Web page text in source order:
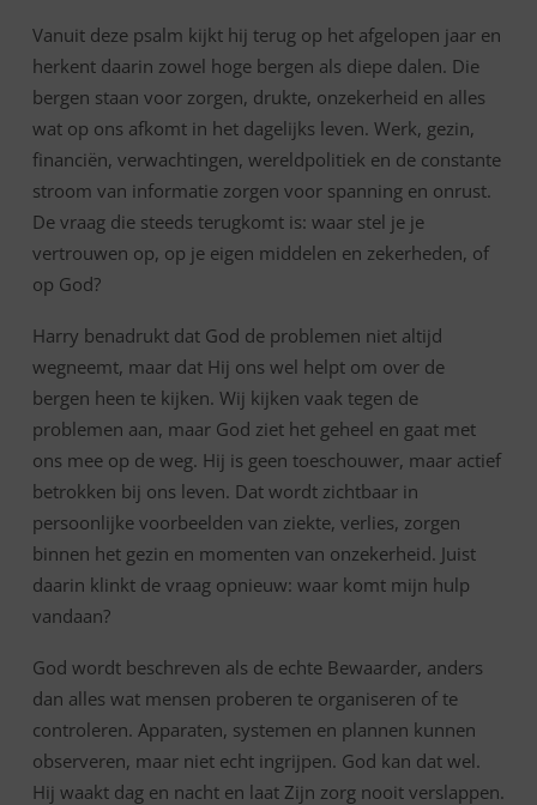
Vanuit deze psalm kijkt hij terug op het afgelopen jaar en
herkent daarin zowel hoge bergen als diepe dalen. Die
bergen staan voor zorgen, drukte, onzekerheid en alles
wat op ons afkomt in het dagelijks leven. Werk, gezin,
financiën, verwachtingen, wereldpolitiek en de constante
stroom van informatie zorgen voor spanning en onrust.
De vraag die steeds terugkomt is: waar stel je je
vertrouwen op, op je eigen middelen en zekerheden, of
op God?
Harry benadrukt dat God de problemen niet altijd
wegneemt, maar dat Hij ons wel helpt om over de
bergen heen te kijken. Wij kijken vaak tegen de
problemen aan, maar God ziet het geheel en gaat met
ons mee op de weg. Hij is geen toeschouwer, maar actief
betrokken bij ons leven. Dat wordt zichtbaar in
persoonlijke voorbeelden van ziekte, verlies, zorgen
binnen het gezin en momenten van onzekerheid. Juist
daarin klinkt de vraag opnieuw: waar komt mijn hulp
vandaan?
God wordt beschreven als de echte Bewaarder, anders
dan alles wat mensen proberen te organiseren of te
controleren. Apparaten, systemen en plannen kunnen
observeren, maar niet echt ingrijpen. God kan dat wel.
Hij waakt dag en nacht en laat Zijn zorg nooit verslappen.